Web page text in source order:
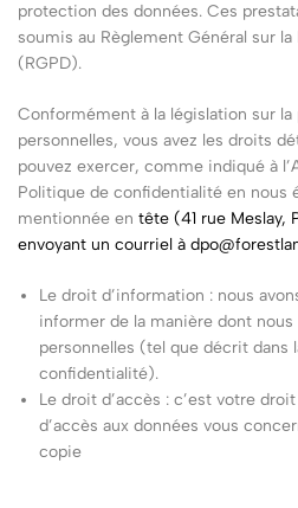
protection des données. Ces
soumis au Règlement Général sur
(RGPD).
Conformément à la législation sur
personnelles, vous avez les droits
pouvez exercer, comme indiqué à
Politique de confidentialité en nous
mentionnée en tête (41 rue Meslay,
envoyant un courriel à
Le droit d’information : nous
informer de la manière dont
personnelles (tel que décrit dans
confidentialité).
Le droit d’accès : c’est votre
d’accès aux données vous
copie